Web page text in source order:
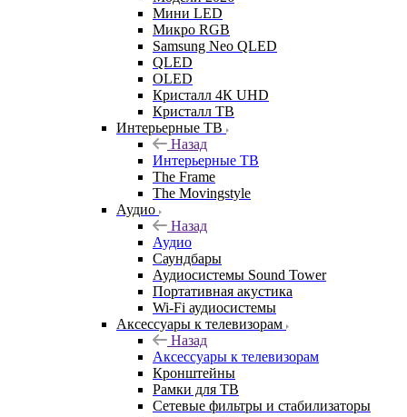
Мини LED
Микро RGB
Samsung Neo QLED
QLED
OLED
Кристалл 4К UHD
Кристалл ТВ
Интерьерные ТВ
Назад
Интерьерные ТВ
The Frame
The Movingstyle
Аудио
Назад
Аудио
Саундбары
Аудиосистемы Sound Tower
Портативная акустика
Wi-Fi аудиосистемы
Аксессуары к телевизорам
Назад
Аксессуары к телевизорам
Кронштейны
Рамки для ТВ
Сетевые фильтры и стабилизаторы